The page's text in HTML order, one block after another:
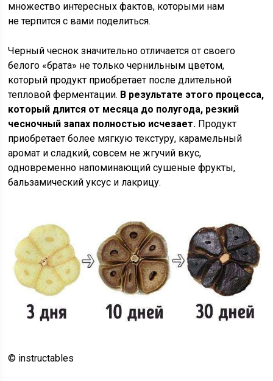
множество интересных фактов, которыми нам
не терпится с вами поделиться.
Черный чеснок значительно отличается от своего
белого «брата» не только чернильным цветом,
который продукт приобретает после длительной
тепловой ферментации. В результате этого процесса,
который длится от месяца до полугода, резкий
чесночный запах полностью исчезает. Продукт
приобретает более мягкую текстуру, карамельный
аромат и сладкий, совсем не жгучий вкус,
одновременно напоминающий сушеные фрукты,
бальзамический уксус и лакрицу.
© instructables